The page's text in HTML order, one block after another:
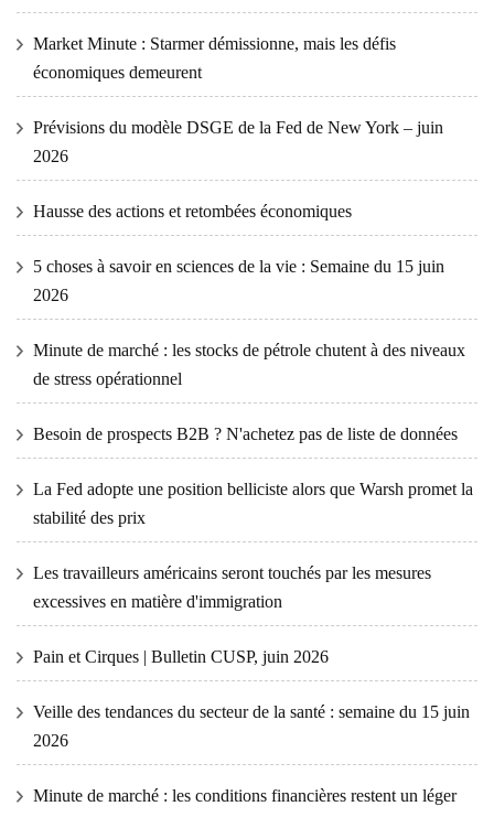
Market Minute : Starmer démissionne, mais les défis
économiques demeurent
Prévisions du modèle DSGE de la Fed de New York – juin
2026
Hausse des actions et retombées économiques
5 choses à savoir en sciences de la vie : Semaine du 15 juin
2026
Minute de marché : les stocks de pétrole chutent à des niveaux
de stress opérationnel
Besoin de prospects B2B ? N'achetez pas de liste de données
La Fed adopte une position belliciste alors que Warsh promet la
stabilité des prix
Les travailleurs américains seront touchés par les mesures
excessives en matière d'immigration
Pain et Cirques | Bulletin CUSP, juin 2026
Veille des tendances du secteur de la santé : semaine du 15 juin
2026
Minute de marché : les conditions financières restent un léger